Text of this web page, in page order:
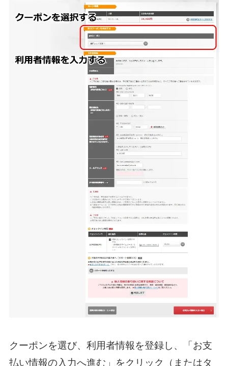
クーポンを選び、利用者情報を登録し、「お支
払い情報の入力へ進む」をクリック（またはタ